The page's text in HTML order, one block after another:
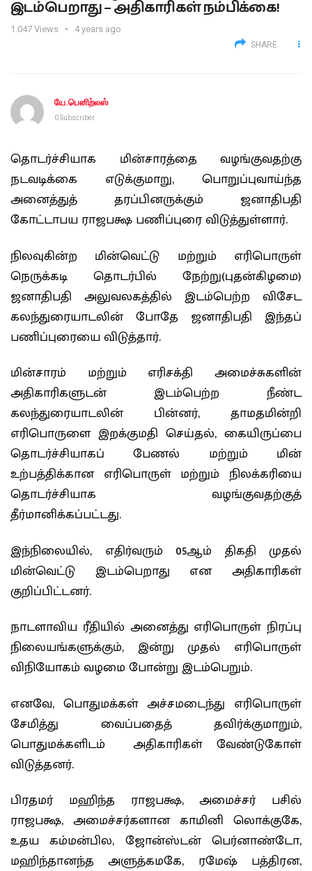
இடம்பெறாது – அதிகாரிகள் நம்பிக்கை!
1.047 Views 4 years ago
SHARE
யே.பெனிற்லஸ்
0 Subscriber
தொடர்ச்சியாக மின்சாரத்தை வழங்குவதற்கு
நடவடிக்கை எடுக்குமாறு, பொறுப்புவாய்ந்த
அனைத்துத் தரப்பினருக்கும் ஜனாதிபதி
கோட்டாபய ராஜபக்ஷ பணிப்புரை விடுத்துள்ளார்.
நிலவுகின்ற மின்வெட்டு மற்றும் எரிபொருள்
நெருக்கடி தொடர்பில் நேற்று(புதன்கிழமை)
ஜனாதிபதி அலுவலகத்தில் இடம்பெற்ற விசேட
கலந்துரையாடலின் போதே ஜனாதிபதி இந்தப்
பணிப்புரையை விடுத்தார்.
மின்சாரம் மற்றும் எரிசக்தி அமைச்சுகளின்
அதிகாரிகளுடன் இடம்பெற்ற நீண்ட
கலந்துரையாடலின் பின்னர், தாமதமின்றி
எரிபொருளை இறக்குமதி செய்தல், கையிருப்பை
தொடர்ச்சியாகப் பேணல் மற்றும் மின்
உற்பத்திக்கான எரிபொருள் மற்றும் நிலக்கரியை
தொடர்ச்சியாக வழங்குவதற்குத்
தீர்மானிக்கப்பட்டது.
இந்நிலையில், எதிர்வரும் 05ஆம் திகதி முதல்
மின்வெட்டு இடம்பெறாது என அதிகாரிகள்
குறிப்பிட்டனர்.
நாடளாவிய ரீதியில் அனைத்து எரிபொருள் நிரப்பு
நிலையங்களுக்கும், இன்று முதல் எரிபொருள்
விநியோகம் வழமை போன்று இடம்பெறும்.
எனவே, பொதுமக்கள் அச்சமடைந்து எரிபொருள்
சேமித்து வைப்பதைத் தவிர்க்குமாறும்,
பொதுமக்களிடம் அதிகாரிகள் வேண்டுகோள்
விடுத்தனர்.
பிரதமர் மஹிந்த ராஜபக்ஷ, அமைச்சர் பசில்
ராஜபக்ஷ, அமைச்சர்களான காமினி லொக்குகே,
உதய கம்மன்பில, ஜோன்ஸ்டன் பெர்னாண்டோ,
மஹிந்தானந்த அளுத்கமகே, ரமேஷ் பத்திரன,